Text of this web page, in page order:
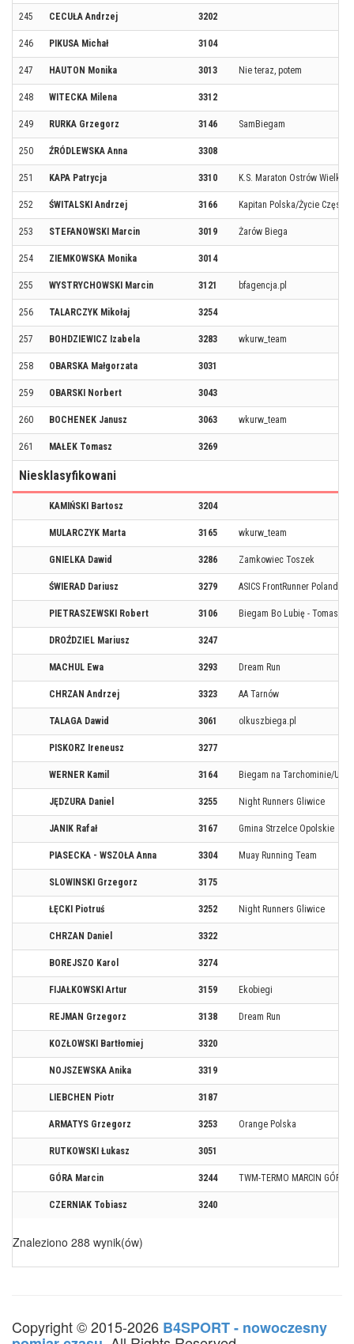
245 CECUŁA Andrzej 3202
246 PIKUSA Michał 3104
247 HAUTON Monika 3013 Nie teraz, potem
248 WITECKA Milena 3312
249 RURKA Grzegorz 3146 SamBiegam
250 ŹRÓDLEWSKA Anna 3308
251 KAPA Patrycja 3310 K.S. Maraton Ostrów
252 ŚWITALSKI Andrzej 3166 Kapitan Polska/Życie
253 STEFANOWSKI Marcin 3019 Żarów Biega
254 ZIEMKOWSKA Monika 3014
255 WYSTRYCHOWSKI Marcin 3121 bfagencja.pl
256 TALARCZYK Mikołaj 3254
257 BOHDZIEWICZ Izabela 3283 wkurw_team
258 OBARSKA Małgorzata 3031
259 OBARSKI Norbert 3043
260 BOCHENEK Janusz 3063 wkurw_team
261 MAŁEK Tomasz 3269
Niesklasyfikowani
KAMIŃSKI Bartosz 3204
MULARCZYK Marta 3165 wkurw_team
GNIELKA Dawid 3286 Zamkowiec Toszek
ŚWIERAD Dariusz 3279 ASICS FrontRunner Poland /
PIETRASZEWSKI Robert 3106 Biegam Bo Lubię -
DROŹDZIEL Mariusz 3247
MACHUL Ewa 3293 Dream Run
CHRZAN Andrzej 3323 AA Tarnów
TALAGA Dawid 3061 olkuszbiega.pl
PISKORZ Ireneusz 3277
WERNER Kamil 3164 Biegam na Tarchominie/
JĘDZURA Daniel 3255 Night Runners Gliwice
JANIK Rafał 3167 Gmina Strzelce Opolskie
PIASECKA - WSZOŁA Anna 3304 Muay Running Team
SLOWINSKI Grzegorz 3175
ŁĘCKI Piotruś 3252 Night Runners Gliwice
CHRZAN Daniel 3322
BOREJSZO Karol 3274
FIJAŁKOWSKI Artur 3159 Ekobiegi
REJMAN Grzegorz 3138 Dream Run
KOZŁOWSKI Bartłomiej 3320
NOJSZEWSKA Anika 3319
LIEBCHEN Piotr 3187
ARMATYS Grzegorz 3253 Orange Polska
RUTKOWSKI Łukasz 3051
GÓRA Marcin 3244 TWM-TERMO MARCIN GÓRA,
CZERNIAK Tobiasz 3240
Znaleziono 288 wynik(ów)
Copyright © 2015-2026 B4SPORT - nowoczesny